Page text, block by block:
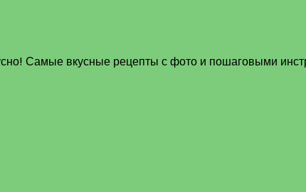
Самые вкусные рецепты с фото и пошаговыми